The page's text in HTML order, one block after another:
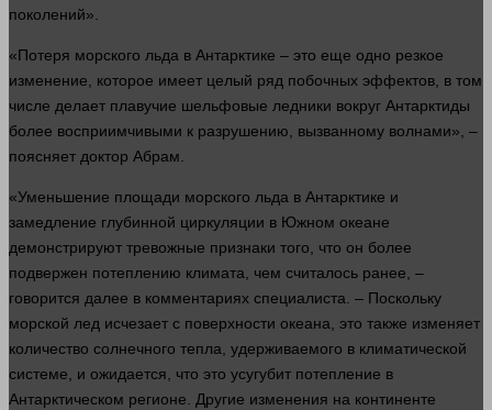
поколений».
«Потеря морского льда в Антарктике – это еще одно резкое
изменение, которое имеет целый ряд побочных эффектов, в том
числе делает плавучие шельфовые ледники вокруг Антарктиды
более восприимчивыми к разрушению, вызванному волнами», –
поясняет доктор Абрам.
«Уменьшение площади морского льда в Антарктике и
замедление глубинной циркуляции в Южном океане
демонстрируют тревожные признаки того, что он более
подвержен потеплению климата, чем считалось ранее, –
говорится далее в комментариях специалиста. – Поскольку
морской лед исчезает с поверхности океана, это также изменяет
количество солнечного тепла, удерживаемого в климатической
системе, и ожидается, что это усугубит потепление в
Антарктическом регионе. Другие изменения на континенте